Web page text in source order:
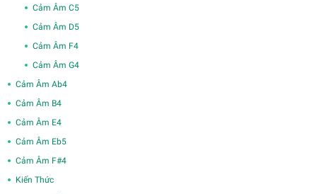
Cảm Âm C5
Cảm Âm D5
Cảm Âm F4
Cảm Âm G4
Cảm Âm Ab4
Cảm Âm B4
Cảm Âm E4
Cảm Âm Eb5
Cảm Âm F#4
Kiến Thức